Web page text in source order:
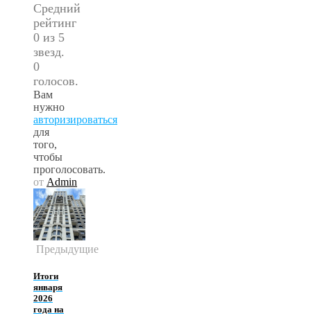
Средний
рейтинг
0 из 5
звезд.
0
голосов.
Вам
нужно
авторизироваться
для
того,
чтобы
проголосовать.
от Admin
Предыдущие
Итоги
января
2026
года на